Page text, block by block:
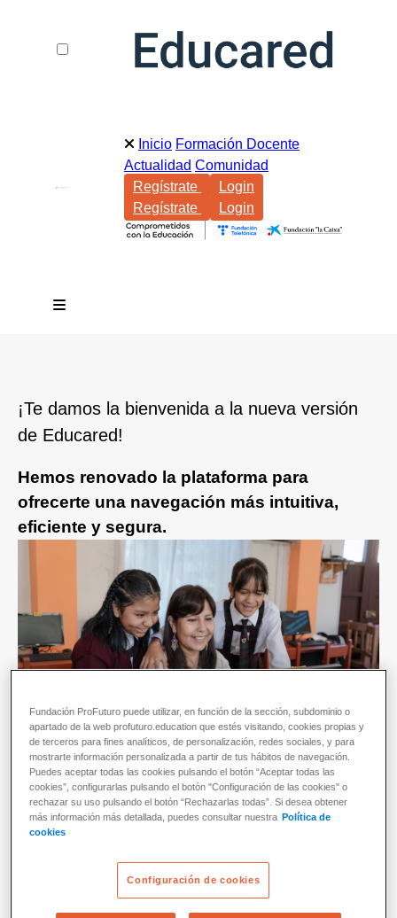
Inicio Formación Docente
Actualidad Comunidad
Regístrate
Login
Regístrate
Login
¡Te damos la bienvenida a la nueva versión
de Educared!
Hemos renovado la plataforma para
ofrecerte una navegación más intuitiva,
eficiente y segura.
Fundación ProFuturo puede utilizar, en función de la sección, subdominio o
apartado de la web profuturo.education que estés visitando, cookies propias y
de terceros para fines analíticos, de personalización, redes sociales, y para
mostrarte información personalizada a partir de tus hábitos de navegación.
Puedes aceptar todas las cookies pulsando el botón “Aceptar todas las
cookies”, configurarlas pulsando el botón "Configuración de las cookies" o
rechazar su uso pulsando el botón “Rechazarlas todas”. Si desea obtener
más información más detallada, puedes consultar nuestra Política de
cookies
Configuración de cookies